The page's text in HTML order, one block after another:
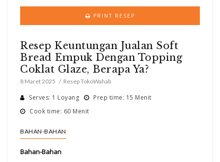
PRINT RESEP
Resep Keuntungan Jualan Soft
Bread Empuk Dengan Topping
Coklat Glaze, Berapa Ya?
8 Maret 2025 Resep TokoWahab
Serves: 1 Loyang
Prep time: 15 Menit
Cook time: 60 Menit
BAHAN-BAHAN
Bahan-Bahan